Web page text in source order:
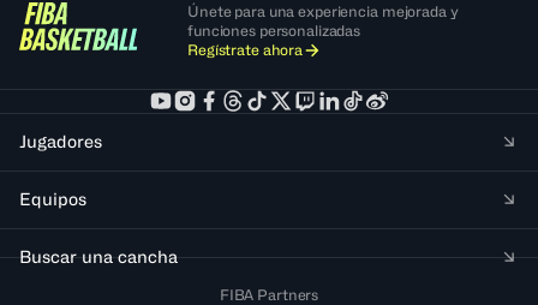
Únete para una experiencia mejorada y
funciones personalizadas
Regístrate ahora
Jugadores
Equipos
Buscar una cancha
FIBA Partners